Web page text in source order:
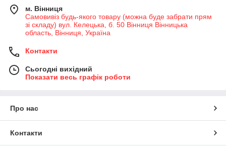
м. Вінниця
Самовивіз будь-якого товару (можна буде забрати прям
зі складу) вул. Келецька, б. 50 Вінниця Вінницька
область, Вінниця, Україна
Контакти
Сьогодні вихідний
Показати весь графік роботи
Про нас
Контакти